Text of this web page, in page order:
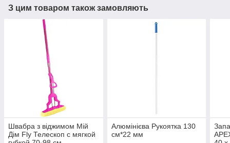
З цим товаром також замовляють
Швабра з віджимом Мій
Дім Fly Телескоп с мягкой
Алюмінієва Рукоятка 130
см*22 мм